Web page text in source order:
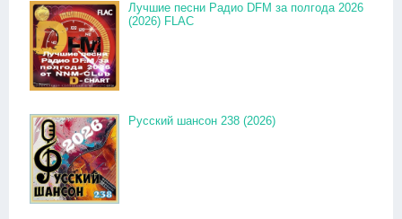
Лучшие песни Радио DFM за полгода 2026
(2026) FLAC
Русский шансон 238 (2026)